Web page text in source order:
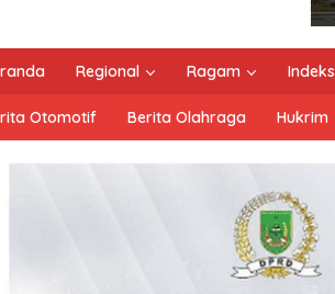
Regional Ragam Indeks
Otomotif Berita Olahraga Hukrim